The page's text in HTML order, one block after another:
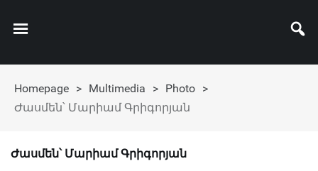
Homepage > Multimedia > Photo >
Ժասմեն՝ Մարիամ Գրիգորյան
Ժասմեն՝ Մարիամ Գրիգորյան